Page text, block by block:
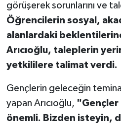
görüşerek sorunlarını ve
Öğrencilerin sosyal,
alanlardaki
Arıcıoğlu, taleplerin
yetkililere talimat verdi.
Gençlerin geleceğin
yapan Arıcıoğlu, "Gençler
önemli. Bizden isteyin,